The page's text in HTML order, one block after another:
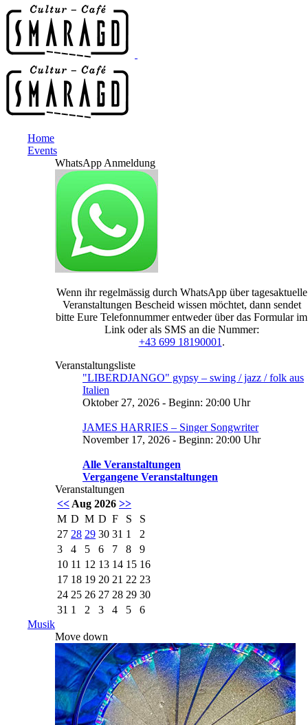
Home
Events
WhatsApp Anmeldung
Wenn ihr regelmässig durch WhatsApp über tagesaktuelle
Veranstaltungen Bescheid wissen möchtet, dann sendet
bitte Eure Telefonnummer entweder über das Formular im
Link oder als SMS an die Nummer:
+43 699 18190001 .
Veranstaltungsliste
"LIBERDJANGO" gypsy – swing / jazz / folk aus
Italien
Oktober 27, 2026 - Beginn: 20:00 Uhr
JAMES HARRIES – Singer Songwriter
November 17, 2026 - Beginn: 20:00 Uhr
Alle Veranstaltungen
Vergangene Veranstaltungen
Veranstaltungen
<< Aug 2026 >>
M D M D F S
S
27 28 29 30 31 1
2
3
4 5 6 7 8
9
10 11 12 13 14 15 16
17 18 19 20 21 22 23
24 25 26 27 28 29 30
31 1 2 3 4 5
6
Musik
Move down